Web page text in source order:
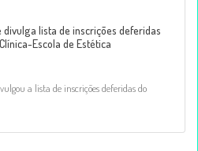
lista de inscrições deferidas
Escola de Estética
a lista de inscrições deferidas do